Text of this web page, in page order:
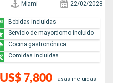
Miami 22/02/2028
US$ 7,800 Tasas incluidas
Bebidas incluidas
Servicio de mayordomo incluido
Cocina gastronómica
Comidas incluidas